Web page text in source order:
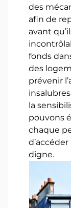
des
afin de
avant
fonds
des
prévenir
la
pouvons
chaque
digne.